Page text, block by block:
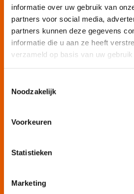
informatie over uw gebruik van
partners voor social media,
partners kunnen deze gegevens
informatie die u aan ze heeft
verzameld op basis van uw
Noodzakelijk
Voorkeuren
Statistieken
Marketing
Mobiele escaperoom de Strijd
Wij organiseren jouw
Groepsuitje
Afdelingsuitje
Bedrijfsfeest
Jubileumfeest